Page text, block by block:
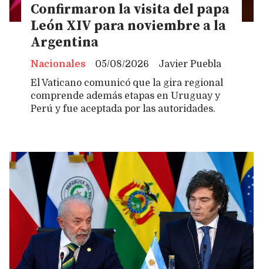
Confirmaron la visita del papa
León XIV para noviembre a la
Argentina
Javier Puebla
Nacionales
05/08/2026
El Vaticano comunicó que la gira regional
comprende además etapas en Uruguay y
Perú y fue aceptada por las autoridades.